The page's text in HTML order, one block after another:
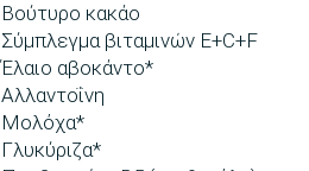
Βούτυρο κακάο
Σύμπλεγμα βιταμινών E+C+F
Έλαιο αβοκάντο*
Αλλαντοΐνη
Μολόχα*
Γλυκύριζα*